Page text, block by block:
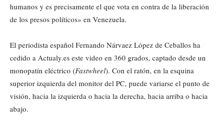
humanos y es precisamente el que vota en contra de la liberación
de los presos políticos» en Venezuela.
El periodista español Fernando Nárvaez López de Ceballos ha
cedido a Actualy.es este video en 360 grados, captado desde un
monopatín eléctrico (Fastwheel). Con el ratón, en la esquina
superior izquierda del monitor del PC, puede variarse el punto de
visión, hacia la izquierda o hacia la derecha, hacia arriba o hacia
abajo.